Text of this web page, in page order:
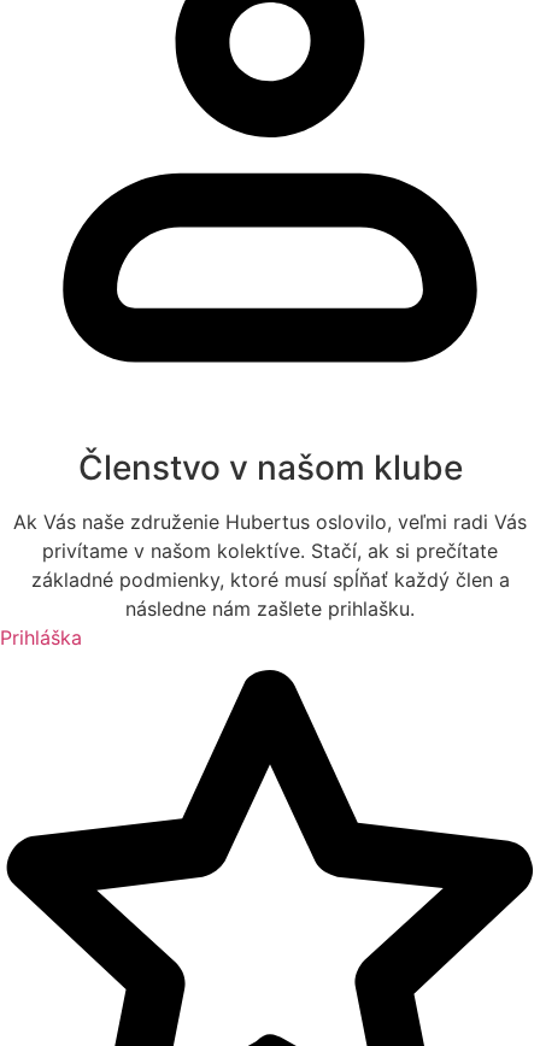
Členstvo v našom klube
Ak Vás naše združenie Hubertus oslovilo, veľmi radi Vás
privítame v našom kolektíve. Stačí, ak si prečítate
základné podmienky, ktoré musí spĺňať každý člen a
následne nám zašlete prihlašku.
Prihláška